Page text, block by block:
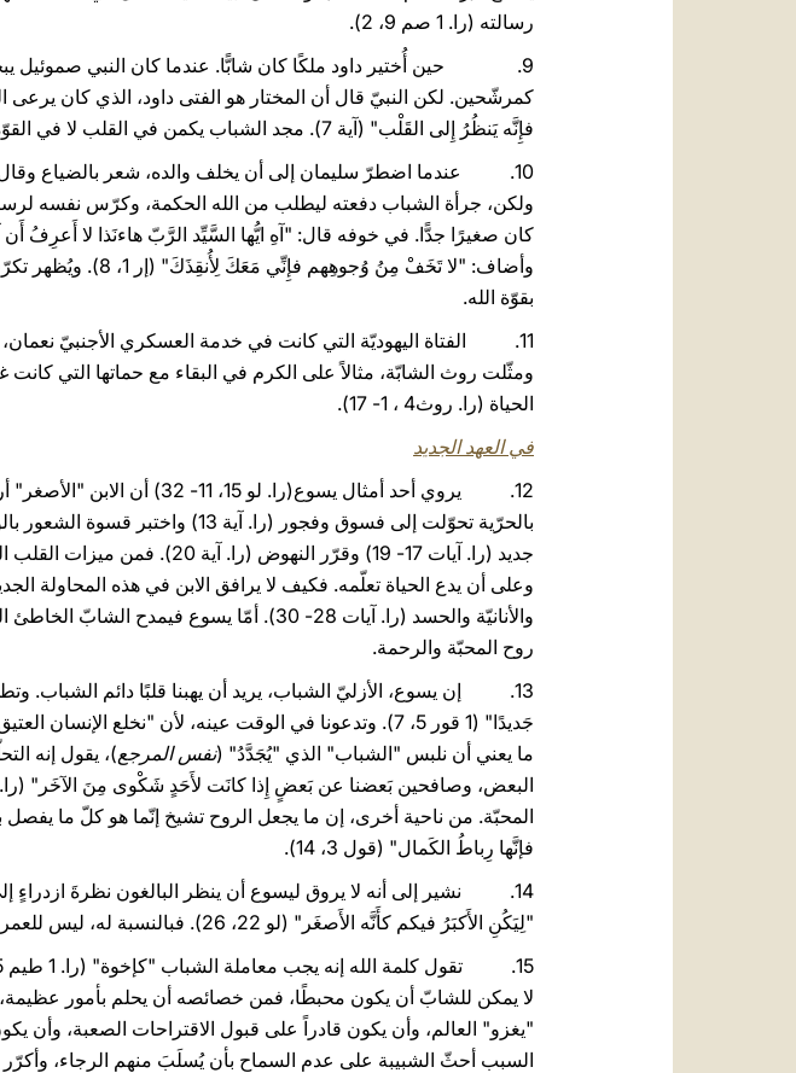
رسالته (را. 1 صم 9، 2).
9. حين أُختير داود ملكًا كان شابًّا. عندما كان النبي صموئيل
فإِنَّه يَنظُرُ إِلى القَلْب" (آية 7). مجد الشباب يكمن في القلب لا في القوّة الجسديّة أو في الانطباع الذي يتركه المرء في الآخرين.
ولكن، جرأة الشباب دفعته ليطلب من الله الحكمة، وكرّس نفسه
وأضاف: "لا تَخَفْ مِنُ
بقوّة الله.
الحياة (را. روث4 ، 1- 17).
في العهد الجديد
جديد (را. آيات 17- 19) وقرّر
وعلى أن يدع الحياة تعلّمه. فكيف لا يرافق الابن في هذه المحاولة
والأنانيّة والحسد (را. آيات 28- 30). أمّا يسوع
روح المحبّة والرحمة.
13. إن يسوع، الأزليّ الشباب، يريد أن يهبنا قلبًا دائم الشباب.
جَديدًا" (1 قور 5، 7). وتدعونا في الوقت عينه، لأن "نخلع الإنسان العتيق" (قول 3، 9) كي نلبس "الإنسان الجديد" (قول 3، 10)
ما يعني أن نلبس "الشباب" الذي "يُجَدَّدُ" (نفس المرجع)، يقول إنه
المحبّة. من ناحية أخرى، إن ما يجعل الروح تشيخ إنّما هو كلّ ما يفصل
فإنَّها رِباطُ الكَمال" (قول 3، 14).
14. نشير إلى أنه لا يروق ليسوع أن ينظر البالغون نظرةَ ازدراءٍ
"لِيَكُنِ الأَكبَرُ فيكم كأَنَّه الأَصغَر" (لو 22، 26). فبالنسبة له، ليس للعمر امتيازات، ولا يعني أن الشخص الأصغر سنًّا هو أقلّ قيمة أو أقلّ كرامة.
لا يمكن للشابّ أن يكون محبطًا، فمن خصائصه أن يحلم بأمور
"يغزو" العالم، وأن يكون قادراً على قبول الاقتراحات الصعبة، وأن
السبب أحثّ الشبيبة على عدم السماح بأن يُسلَبَ منهم الرجاء، وأكرّر لكلّ